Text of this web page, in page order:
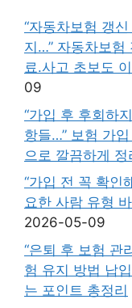
“자동차보험 갱
지…” 자동차보험
료.사고 초보도
09
“가입 후 후회하
항들…” 보험 가
으로 깔끔하게 정
“가입 전 꼭 확인
요한 사람 유형
2026-05-09
“은퇴 후 보험 관
험 유지 방법 납
는 포인트 총정리